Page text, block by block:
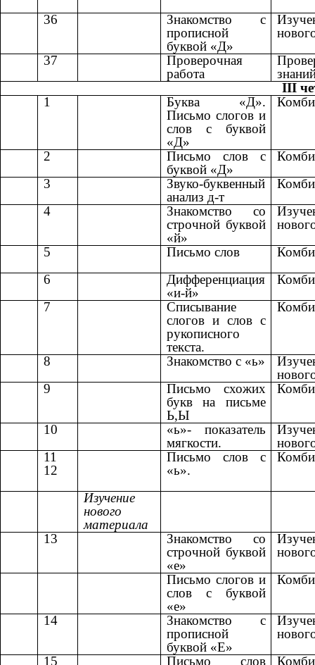
36
Знакомство с
прописной
буквой «Д»
37
Проверочная
работа
III
1
Буква «Д».
Письмо слогов и
слов с буквой
«Д»
2
Письмо слов с
буквой «Д»
3
Звуко-буквенный
анализ д-т
4
Знакомство со
строчной буквой
«й»
5
Письмо слов
6
Дифференциация
«и-й»
7
Списывание
слогов и слов с
рукописного
текста.
8 Знакомство с «ь»
9
Письмо схожих
букв на письме
Ь,Ы
10
«ь»- показатель
мягкости.
11
12
Письмо слов с
«ь».
Изучение
нового
материала
13
Знакомство со
строчной буквой
«е»
Письмо слогов и
слов с буквой
«е»
14
Знакомство с
прописной
буквой «Е»
15
Письмо слов